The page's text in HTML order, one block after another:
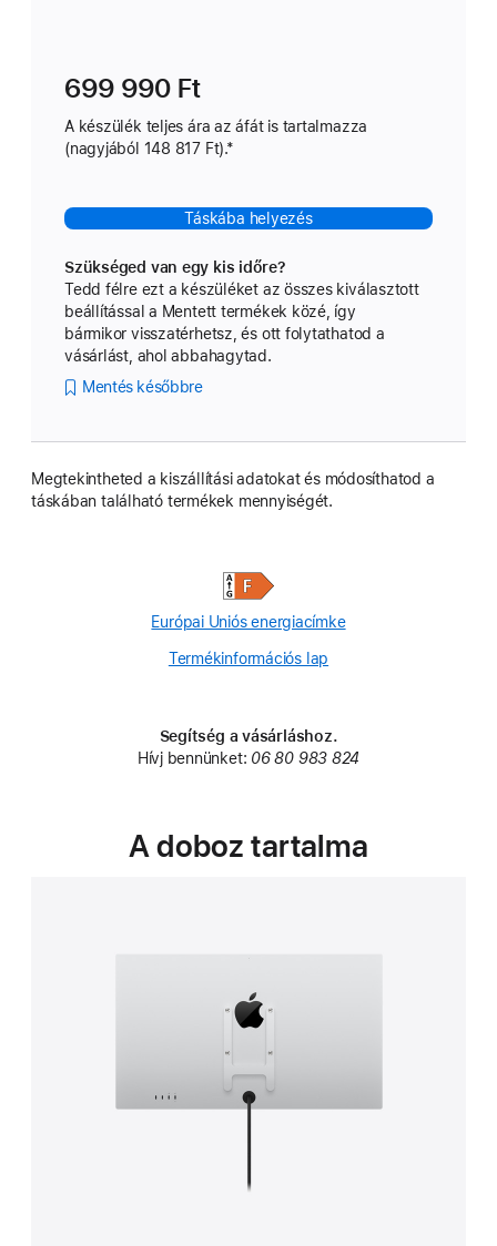
699 990 Ft
A készülék teljes ára az áfát is tartalmazza
(nagyjából 148 817 Ft).*
Táskába helyezés
Szükséged van egy kis időre?
Tedd félre ezt a készüléket az összes kiválasztott
beállítással a Mentett termékek közé, így
bármikor visszatérhetsz, és ott folytathatod a
vásárlást, ahol abbahagytad.
Mentés későbbre
Megtekintheted a kiszállítási adatokat és módosíthatod a
táskában található termékek mennyiségét.
Európai Uniós energiacímke
Termékinformációs lap
window)
Segítség a vásárláshoz.
Hívj bennünket: 06 80 983 824
A doboz tartalma